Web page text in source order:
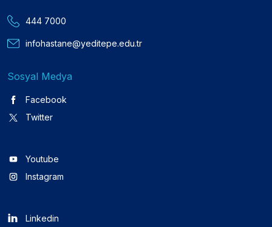
444 7000
infohastane@yeditepe.edu.tr
Sosyal Medya
Facebook
Twitter
Youtube
Instagram
Linkedin